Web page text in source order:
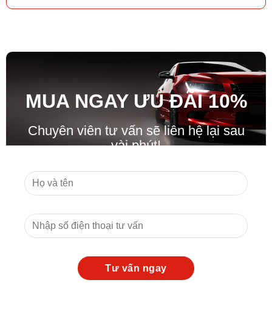
MUA NGAY ƯU ĐÃI10%
Chuyên viên tư vấn sẽ liên hệ lại sau
vài phút!